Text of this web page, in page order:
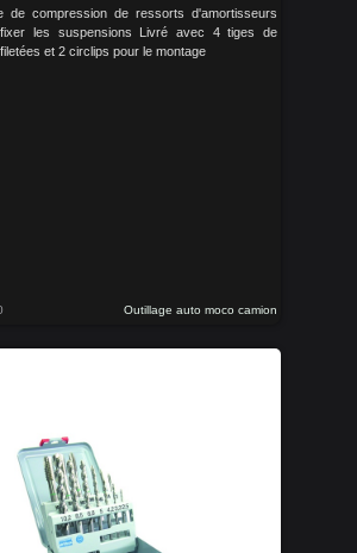
de compression de ressorts d'amortisseurs
les suspensions Livré avec 4 tiges de
et 2 circlips pour le montage
Outillage auto moco camion